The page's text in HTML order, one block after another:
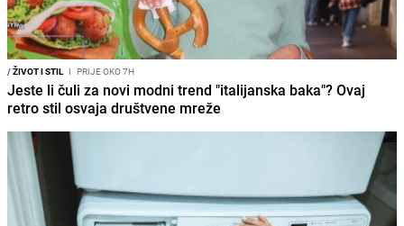
/ŽIVOT I STIL I PRIJE OKO 7H
Jeste li čuli za novi modni trend "italijanska baka"? Ovaj
retro stil osvaja društvene mreže